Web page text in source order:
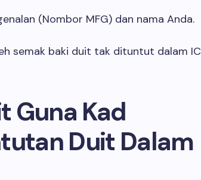
(Nombor MFG) dan nama Anda.
semak baki duit tak dituntut dalam IC
Guna Kad
Duit Dalam